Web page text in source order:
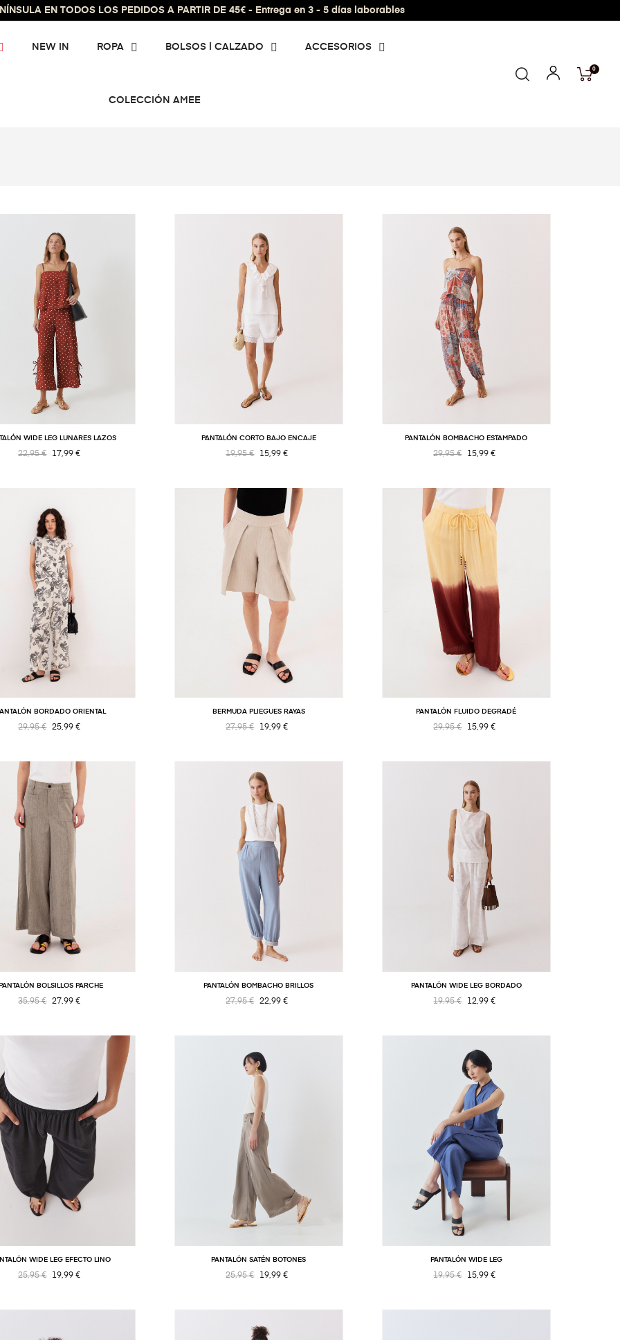
EN TODOS LOS PEDIDOS A PARTIR DE 45€ - Entrega en 3 - 5 días laborables
NEW IN ROPA BOLSOS | CALZADO ACCESORIOS
COLECCIÓN AMEE
0
WIDE LEG LUNARES LAZOS
22,95 € 17,99 €
PANTALÓN CORTO BAJO ENCAJE
19,95 € 15,99 €
PANTALÓN BOMBACHO ESTAMPADO
29,95 € 15,99 €
BORDADO ORIENTAL
29,95 € 25,99 €
BERMUDA PLIEGUES RAYAS
27,95 € 19,99 €
PANTALÓN FLUIDO DEGRADÉ
29,95 € 15,99 €
BOLSILLOS PARCHE
35,95 € 27,99 €
PANTALÓN BOMBACHO BRILLOS
27,95 € 22,99 €
PANTALÓN WIDE LEG BORDADO
19,95 € 12,99 €
WIDE LEG EFECTO LINO
25,95 € 19,99 €
PANTALÓN SATÉN BOTONES
25,95 € 19,99 €
PANTALÓN WIDE LEG
19,95 € 15,99 €